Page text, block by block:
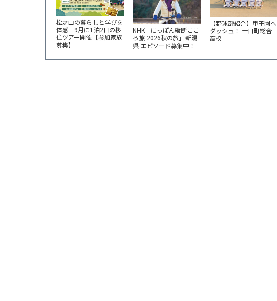
松之山の暮らしと学びを
体感 9月に1泊2日の移
住ツアー開催【参加家族
募集】
NHK「にっぽん縦断ここ
ろ旅 2026秋の旅」新潟
県 エピソード募集中！
【野球部紹介】甲子園へ
ダッシュ！ 十日町総合
高校